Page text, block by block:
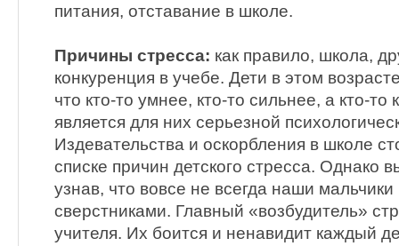
питания, отставание в школе.
Причины стресса: как правило, школа,
конкуренция в учебе. Дети в этом
что кто-то умнее, кто-то сильнее, а кто-то
является для них серьезной
Издевательства и оскорбления в школе
списке причин детского стресса. Однако
узнав, что вовсе не всегда наши
сверстниками. Главный «возбудитель»
учителя. Их боится и ненавидит каждый